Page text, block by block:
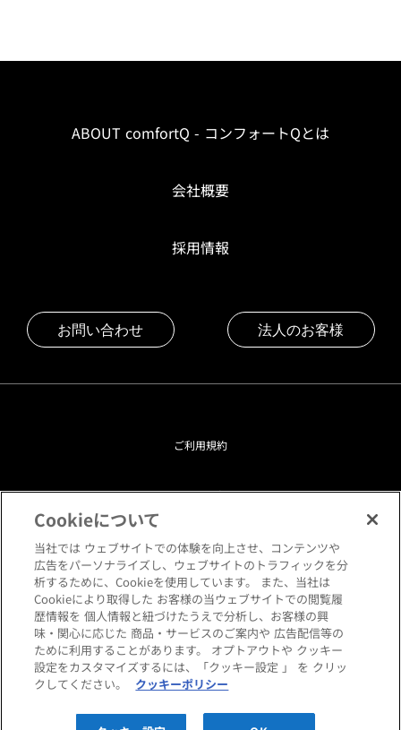
ABOUT comfortQ - コンフォートQとは
会社概要
採用情報
お問い合わせ 法人のお客様
Copyright © HANKYU HOME STYLING Co.,LTD All rights reserved.
ご利用規約
プライバシーポリシー
クッキーポリシー
閲覧環境について
サイトマップ
Cookieについて
当社では ウェブサイトでの体験を向上させ、コンテンツや
広告をパーソナライズし、ウェブサイトのトラフィックを分
析するために、Cookieを使用しています。 また、当社は
Cookieにより取得した お客様の当ウェブサイトでの閲覧履
歴情報を 個人情報と紐づけたうえで分析し、お客様の興
味・関心に応じた 商品・サービスのご案内や 広告配信等の
ために利用することがあります。 オプトアウトや クッキー
設定をカスタマイズするには、「クッキー設定 」 を クリッ
クしてください。
クッキーポリシー